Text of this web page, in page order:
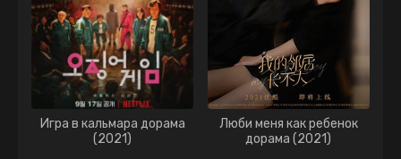
Игра в кальмара дорама
(2021)
Люби меня как ребенок
дорама (2021)